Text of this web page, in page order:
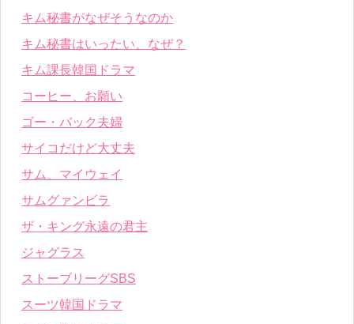
キム秘書がなぜそうなのか
キム秘書はいったい、なぜ？
キム課長韓国ドラマ
コーヒー、お願い
ゴー・バック夫婦
サイコだけど大丈夫
サム、マイウェイ
サムグァンビラ
ザ・キング永遠の君主
ジャグラス
ストーブリーグSBS
スーツ韓国ドラマ